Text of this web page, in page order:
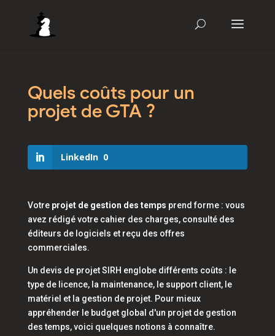
Quels coûts pour un
projet de GTA ?
LinkedIn 0
Votre projet de gestion des temps prend forme : vous
avez rédigé votre cahier des charges, consulté des
éditeurs de logiciels et reçu des offres
commerciales.
Un devis de projet SIRH englobe différents coûts : le
type de licence, la maintenance, le support client, le
matériel et la gestion de projet. Pour mieux
appréhender le budget global d'un projet de gestion
des temps, voici quelques notions à connaître.